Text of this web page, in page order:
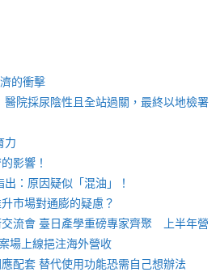
的衝擊
院採尿陰性且全站過關，最終以地檢署
力
影響！
：原因疑似「混油」！
市場對通膨的疑慮？
流會 臺日產學重磅專家齊聚 上半年營
場上線挹注海外營收
配套 替代使用功能恐需自己想辦法